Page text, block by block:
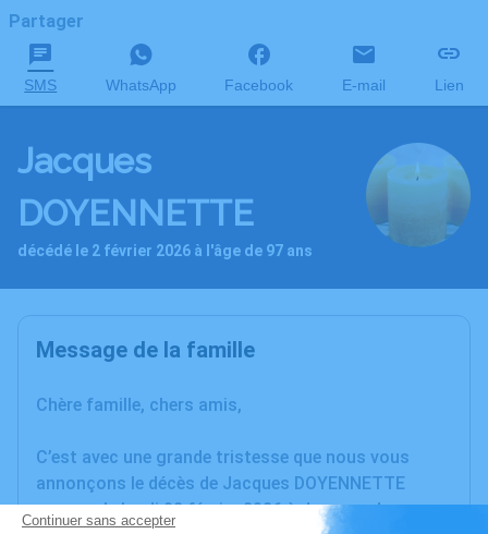
Partager
SMS WhatsApp Facebook E-mail Lien
Jacques
DOYENNETTE
décédé le 2 février 2026 à l'âge de 97 ans
Message de la famille
Chère famille, chers amis,
C’est avec une grande tristesse que nous vous
annonçons le décès de Jacques DOYENNETTE
survenu le lundi 02 février 2026 à Jouy-en-Josas.